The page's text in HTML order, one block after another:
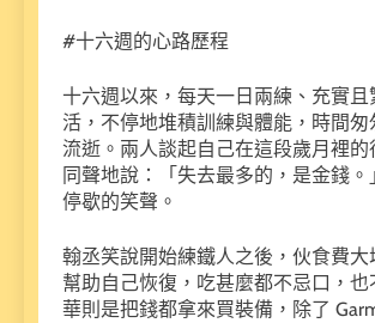
#十六週的心路歷程
十六週以來，每天一日兩練、充實且
活，不停地堆積訓練與體能，時間匆
流逝。兩人談起自己在這段歲月裡的
同聲地說：「失去最多的，是金錢。
停歇的笑聲。
翰丞笑說開始練鐵人之後，伙食費大
幫助自己恢復，吃甚麼都不忌口，
華則是把錢都拿來買裝備，除了